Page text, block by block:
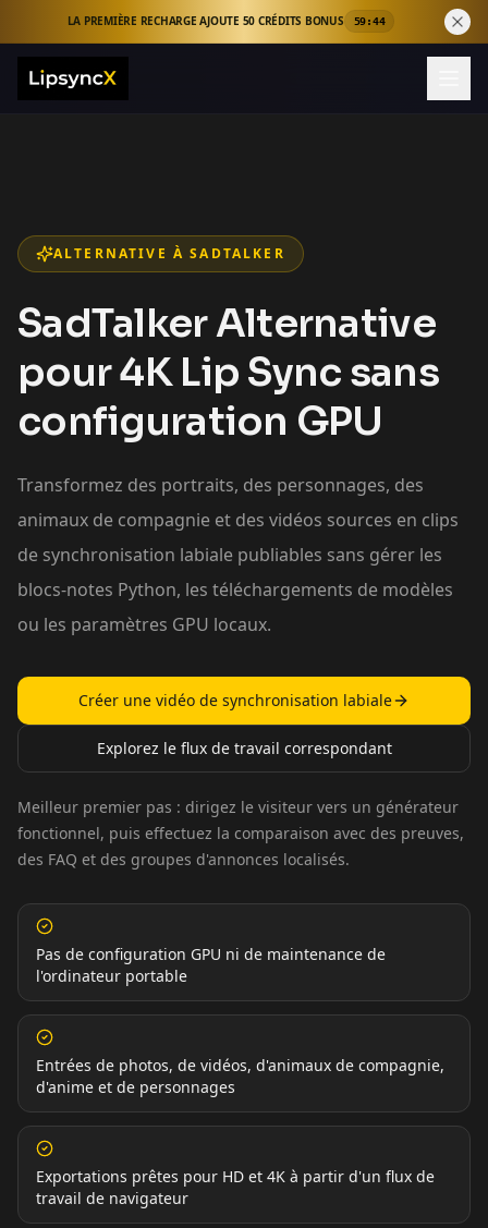
LA PREMIÈRE RECHARGE AJOUTE 50 CRÉDITS BONUS 59:42
ALTERNATIVE À SADTALKER
SadTalker Alternative
pour 4K Lip Sync sans
configuration GPU
Transformez des portraits, des personnages, des
animaux de compagnie et des vidéos sources en clips
de synchronisation labiale publiables sans gérer les
blocs-notes Python, les téléchargements de modèles
ou les paramètres GPU locaux.
Créer une vidéo de synchronisation labiale
Explorez le flux de travail correspondant
Meilleur premier pas : dirigez le visiteur vers un générateur
fonctionnel, puis effectuez la comparaison avec des preuves,
des FAQ et des groupes d'annonces localisés.
Pas de configuration GPU ni de maintenance de
l'ordinateur portable
Entrées de photos, de vidéos, d'animaux de compagnie,
d'anime et de personnages
Exportations prêtes pour HD et 4K à partir d'un flux de
travail de navigateur